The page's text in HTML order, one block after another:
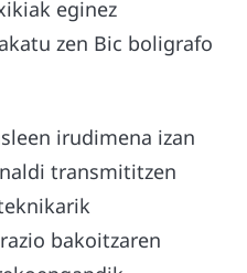
eginez
zen Bic boligrafo
irudimena izan
transmititzen
bakoitzaren